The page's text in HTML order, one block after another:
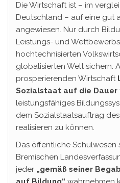
Die Wirtschaft ist – im
Deutschland – auf eine gut
angewiesen. Nur durch
Leistungs- und
hochtechnisierten
globalisierten Welt sichern.
prosperierenden Wirtschaft
Sozialstaat auf die Dauer
leistungsfähiges
dem Sozialstaatsauftrag
realisieren zu können.
Das öffentliche Schulwesen
Bremischen
jeder „gemäß seiner